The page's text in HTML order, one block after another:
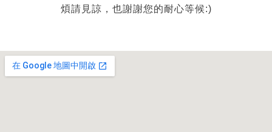
煩請見諒，也謝謝您的耐心等候:)